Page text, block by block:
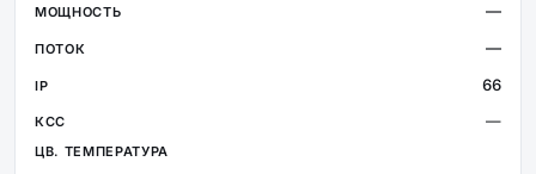
—
—
66
—